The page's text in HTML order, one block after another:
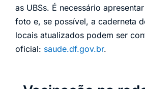
as UBSs. É necessário
foto e, se possível, a caderneta
locais atualizados podem ser
oficial: saude.df.gov.br.